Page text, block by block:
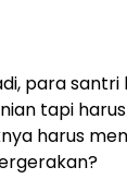
para
tapi
harus